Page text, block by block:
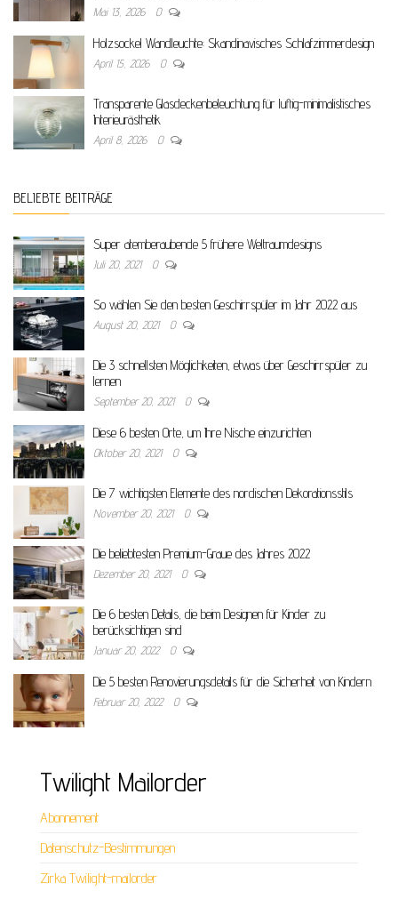
Mai 13, 2026 0
Holzsockel Wandleuchte: Skandinavisches Schlafzimmerdesign
April 15, 2026 0
Transparente Glasdeckenbeleuchtung für luftig-minimalistisches
Interieurästhetik
April 8, 2026 0
BELIEBTE BEITRÄGE
Super atemberaubende 5 frühere Weltraumdesigns
Juli 20, 2021 0
So wählen Sie den besten Geschirrspüler im Jahr 2022 aus
August 20, 2021 0
Die 3 schnellsten Möglichkeiten, etwas über Geschirrspüler zu
lernen
September 20, 2021 0
Diese 6 besten Orte, um Ihre Nische einzurichten
Oktober 20, 2021 0
Die 7 wichtigsten Elemente des nordischen Dekorationsstils
November 20, 2021 0
Die beliebtesten Premium-Graue des Jahres 2022
Dezember 20, 2021 0
Die 6 besten Details, die beim Designen für Kinder zu
berücksichtigen sind
Januar 20, 2022 0
Die 5 besten Renovierungsdetails für die Sicherheit von Kindern
Februar 20, 2022 0
Twilight Mailorder
Abonnement
Datenschutz-Bestimmungen
Zirka Twilight-mailorder